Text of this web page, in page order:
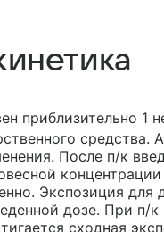
приблизительно 1
средства.
После п/к
Экспозиция для
дозе. При п/
сходная